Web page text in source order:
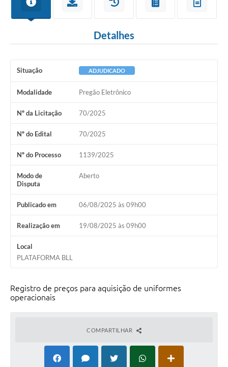
Detalhes
Situação ADJUDICADO
Modalidade Pregão Eletrônico
Nº da Licitação 70/2025
Nº do Edital 70/2025
Nº do Processo 1139/2025
Modo de
Disputa
Aberto
Publicado em 06/08/2025 às 09h00
Realização em 19/08/2025 às 09h00
Local
PLATAFORMA BLL
Registro de preços para aquisição de uniformes
operacionais
COMPARTILHAR